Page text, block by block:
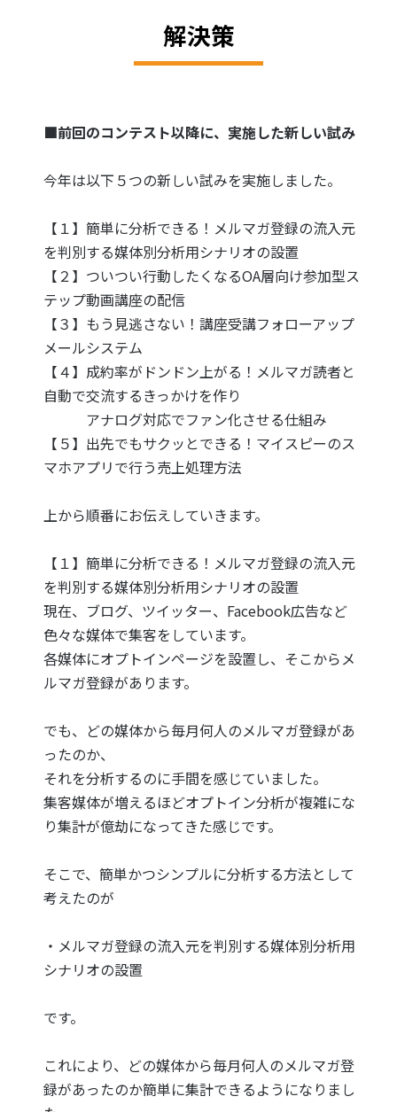
解決策
■前回のコンテスト以降に、実施した新しい試み
今年は以下５つの新しい試みを実施しました。
【１】簡単に分析できる！メルマガ登録の流入元
を判別する媒体別分析用シナリオの設置
【２】ついつい行動したくなるOA層向け参加型ス
テップ動画講座の配信
【３】もう見逃さない！講座受講フォローアップ
メールシステム
【４】成約率がドンドン上がる！メルマガ読者と
自動で交流するきっかけを作り
アナログ対応でファン化させる仕組み
【５】出先でもサクッとできる！マイスピーのス
マホアプリで行う売上処理方法
上から順番にお伝えしていきます。
【１】簡単に分析できる！メルマガ登録の流入元
を判別する媒体別分析用シナリオの設置
現在、ブログ、ツイッター、Facebook広告など
色々な媒体で集客をしています。
各媒体にオプトインページを設置し、そこからメ
ルマガ登録があります。
でも、どの媒体から毎月何人のメルマガ登録があ
ったのか、
それを分析するのに手間を感じていました。
集客媒体が増えるほどオプトイン分析が複雑にな
り集計が億劫になってきた感じです。
そこで、簡単かつシンプルに分析する方法として
考えたのが
・メルマガ登録の流入元を判別する媒体別分析用
シナリオの設置
です。
これにより、どの媒体から毎月何人のメルマガ登
録があったのか簡単に集計できるようになりまし